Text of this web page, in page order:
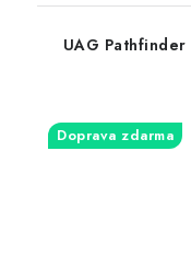
UAG
Doprava zdarma